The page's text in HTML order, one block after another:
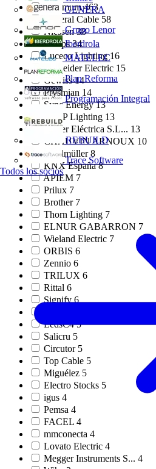
GENERA
Grupo Lenor
Iberdrola
MATELEC
Plan Reforma
Programación Integral
REBUILD
Trace Software
Todos los socios
Voltimum463
General Cable 58
Niessen38
Philips34
Luceco Lighting16
Schneider Electric 15
Gewiss14
Prysmian 14
Sync Energy13
ETAP Lighting 13
Finder Eléctrica S.L... 13
CHAUVIN ARNOUX 10
Weidmüller8
KNX España8
APIEM 7
Prilux 7
Brother 7
Thorn Lighting 7
ELNUR GABARRON 7
Wieland Electric 7
ORBIS 6
Zennio 6
TRILUX 6
Rittal 6
Signify6
LedsC45
Salicru 5
Circutor 5
Top Cable 5
Miguélez 5
Electro Stocks 5
igus 4
Pemsa 4
FACEL 4
mmconecta 4
Lovato Electric 4
Megger Instruments S... 4